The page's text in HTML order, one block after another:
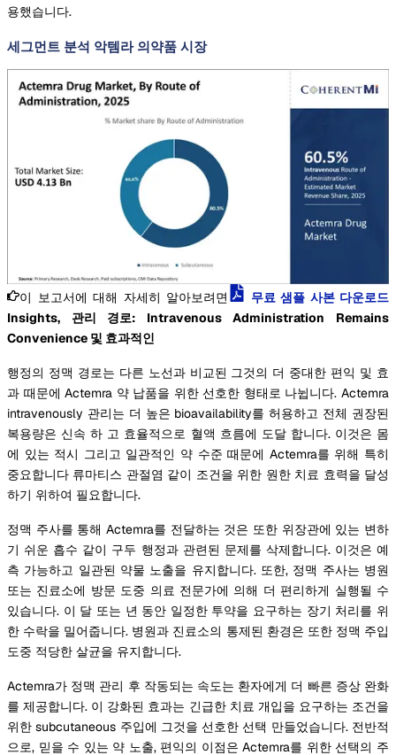
용했습니다.
세그먼트 분석 악템라 의약품 시장
이 보고서에 대해 자세히 알아보려면
무료 샘플 사본 다운로드
Insights, 관리 경로: Intravenous Administration Remains
Convenience 및 효과적인
행정의 정맥 경로는 다른 노선과 비교된 그것의 더 중대한 편익 및 효
과 때문에 Actemra 약 납품을 위한 선호한 형태로 나뉩니다. Actemra
intravenously 관리는 더 높은 bioavailability를 허용하고 전체 권장된
복용량은 신속 하 고 효율적으로 혈액 흐름에 도달 합니다. 이것은 몸
에 있는 적시 그리고 일관적인 약 수준 때문에 Actemra를 위해 특히
중요합니다 류마티스 관절염 같이 조건을 위한 원한 치료 효력을 달성
하기 위하여 필요합니다.
정맥 주사를 통해 Actemra를 전달하는 것은 또한 위장관에 있는 변하
기 쉬운 흡수 같이 구두 행정과 관련된 문제를 삭제합니다. 이것은 예
측 가능하고 일관된 약물 노출을 유지합니다. 또한, 정맥 주사는 병원
또는 진료소에 방문 도중 의료 전문가에 의해 더 편리하게 실행될 수
있습니다. 이 달 또는 년 동안 일정한 투약을 요구하는 장기 처리를 위
한 수락을 밀어줍니다. 병원과 진료소의 통제된 환경은 또한 정맥 주입
도중 적당한 살균을 유지합니다.
Actemra가 정맥 관리 후 작동되는 속도는 환자에게 더 빠른 증상 완화
를 제공합니다. 이 강화된 효과는 긴급한 치료 개입을 요구하는 조건을
위한 subcutaneous 주입에 그것을 선호한 선택 만들었습니다. 전반적
으로, 믿을 수 있는 약 노출, 편익의 이점은 Actemra를 위한 선택의 주